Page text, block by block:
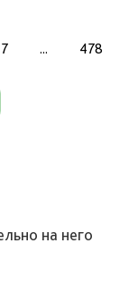
7 ... 478
на него